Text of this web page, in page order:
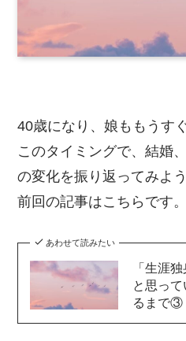
40歳になり、娘ももうす
このタイミングで、結婚
の変化を振り返ってみよ
前回の記事はこちらです。
あわせて読みたい
「生涯
と思っ
るまで③